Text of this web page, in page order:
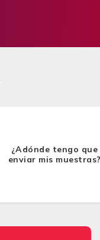
¿Adónde tengo que
enviar mis